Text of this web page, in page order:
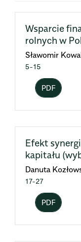
Wsparcie
rolnych w
Sławomir
5-15
PDF
Efekt
kapitału
Danuta
17-27
PDF